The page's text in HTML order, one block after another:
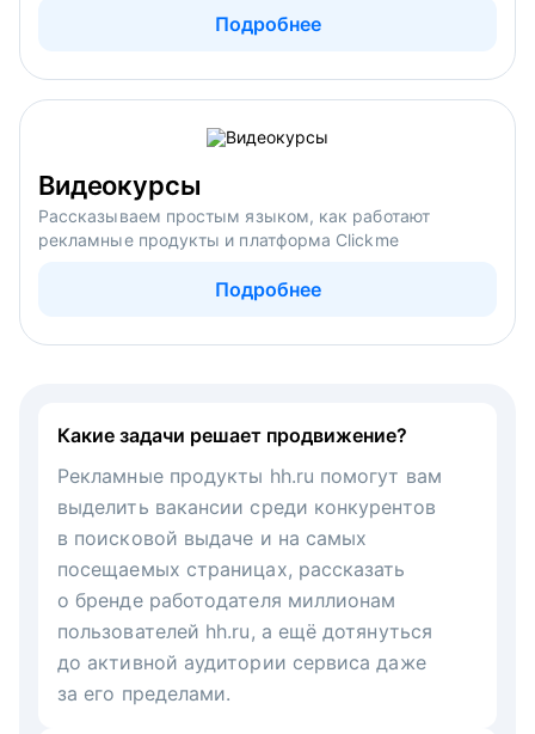
Подробнее
Видеокурсы
Рассказываем простым языком, как работают
рекламные продукты и платформа Clickme
Подробнее
Какие задачи решает продвижение?
Рекламные продукты hh.ru помогут вам
выделить вакансии среди конкурентов
в поисковой выдаче и на самых
посещаемых страницах, рассказать
о бренде работодателя миллионам
пользователей hh.ru, а ещё дотянуться
до активной аудитории сервиса даже
за его пределами.